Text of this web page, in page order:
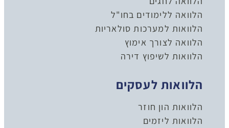
הלוואה ללימודים בחו"ל
הלוואות למערכות סולאריות
הלוואה לצורך אימוץ
הלוואות לשיפוץ דירה
הלוואות לעסקים
הלוואות הון חוזר
הלוואות ליזמים